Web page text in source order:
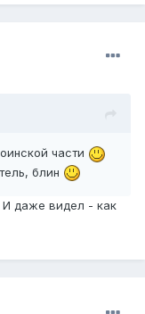
части
блин
И даже видел - как